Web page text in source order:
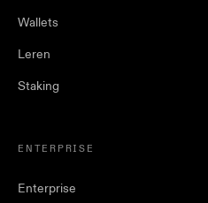
Wallets
Leren
Staking
ENTERPRISE
Enterprise